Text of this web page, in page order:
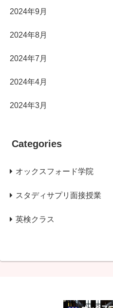
2024年9月
2024年8月
2024年7月
2024年4月
2024年3月
Categories
オックスフォード学院
スタディサプリ面接授業
英検クラス